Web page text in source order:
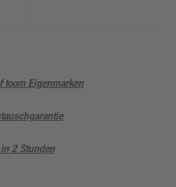
toom Eigenmarken
2 Stunden